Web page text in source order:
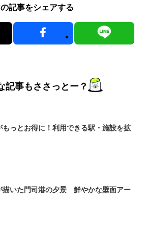
記事をシェアする
記事もささっとー？
もっとお得に！利用できる駅・施設を拡
描いた門司港の夕景 鮮やかな壁面アー